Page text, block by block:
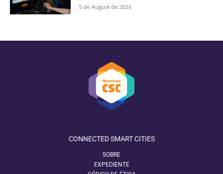
5 de August de 2026
CONNECTED SMART CITIES
SOBRE
EXPEDIENTE